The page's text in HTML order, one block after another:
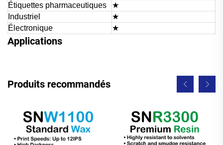
Applications
Étiquettes pharmaceutiques
★
Industriel
★
Électronique
★
Produits recommandés